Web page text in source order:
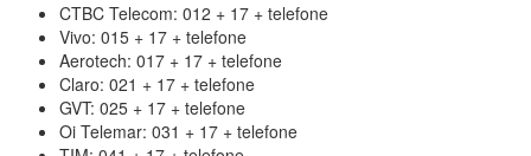
CTBC Telecom: 012 + 17 + telefone
Vivo: 015 + 17 + telefone
Aerotech: 017 + 17 + telefone
Claro: 021 + 17 + telefone
GVT: 025 + 17 + telefone
Oi Telemar: 031 + 17 + telefone